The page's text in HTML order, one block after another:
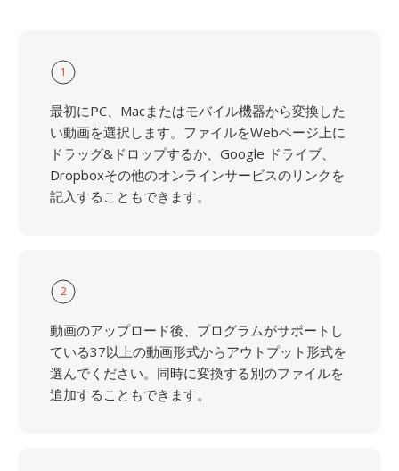
1
最初にPC、Macまたはモバイル機器から変換した
い動画を選択します。ファイルをWebページ上に
ドラッグ&ドロップするか、Google ドライブ、
Dropboxその他のオンラインサービスのリンクを
記入することもできます。
2
動画のアップロード後、プログラムがサポートし
ている37以上の動画形式からアウトプット形式を
選んでください。同時に変換する別のファイルを
追加することもできます。